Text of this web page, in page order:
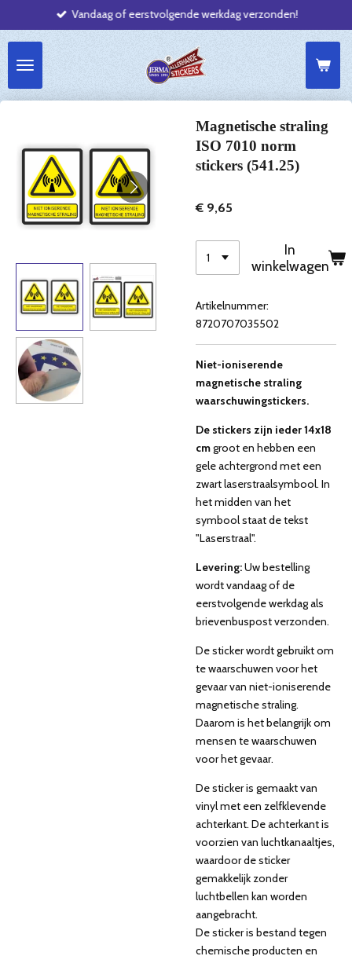
direct
de
hoofdinhoud
Vandaag of eerstvolgende werkdag verzonden!
Magnetische straling
ISO 7010 norm
stickers (541.25)
€ 9,65
In
winkelwagen
Artikelnummer:
8720707035502
Niet-ioniserende
magnetische straling
waarschuwingstickers.
De stickers zijn ieder 14x18
cmgroot en hebben een
gele achtergrond met een
zwart laserstraalsymbool. In
het midden van het
symbool staat de tekst
"Laserstraal".
Levering:Uw bestelling
wordt vandaag of de
eerstvolgende werkdag als
brievenbuspost verzonden.
De sticker wordt gebruikt om
te waarschuwen voor het
gevaar van niet-ioniserende
magnetische straling.
Daarom is het belangrijk om
mensen te waarschuwen
voor het gevaar.
De sticker is gemaakt van
vinyl met een zelfklevende
achterkant. De achterkant is
voorzien van luchtkanaaltjes,
waardoor de sticker
gemakkelijk zonder
luchtbellen kan worden
aangebracht.
De sticker is bestand tegen
chemische producten en